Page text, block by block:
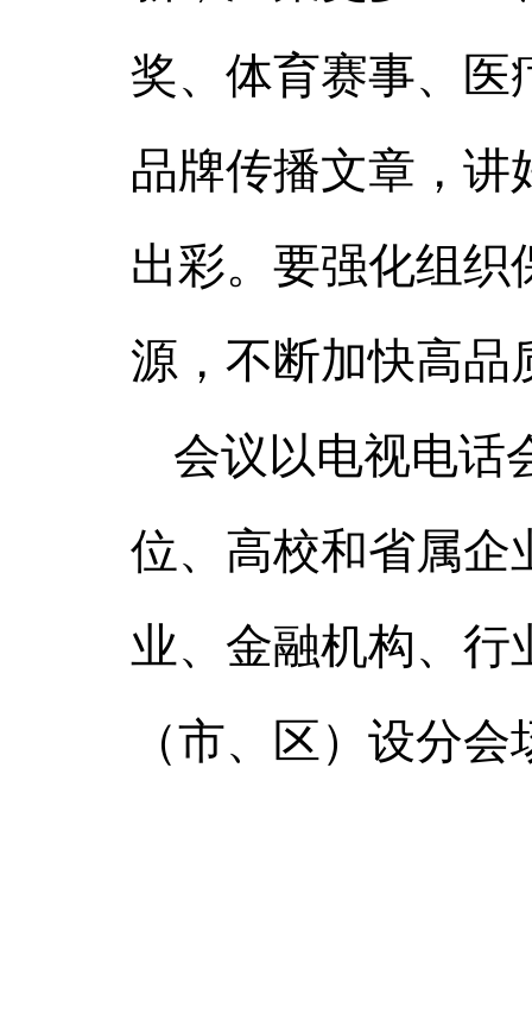
奖、体育赛事、医
品牌传播文章，讲
出彩。要强化组织
源，不断加快高品
会议以电视电话
位、高校和省属企
业、金融机构、行
（市、区）设分会